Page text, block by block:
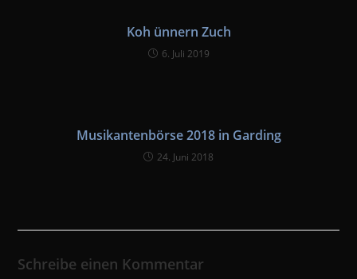
Koh ünnern Zuch
6. Juli 2019
Musikantenbörse 2018 in Garding
24. Juni 2018
Schreibe einen Kommentar